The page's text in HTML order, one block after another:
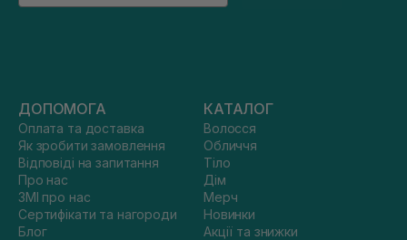
ДОПОМОГА
Оплата та доставка
Як зробити замовлення
Відповіді на запитання
Про нас
ЗМІ про нас
Сертифікати та нагороди
Блог
КАТАЛОГ
Волосся
Обличчя
Тіло
Дім
Мерч
Новинки
Акції та знижки